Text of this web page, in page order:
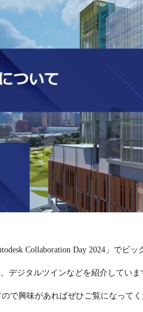
Collaboration Day 2024」でビ
デジタルツインなどを紹介していま
で興味があればぜひご覧になってく